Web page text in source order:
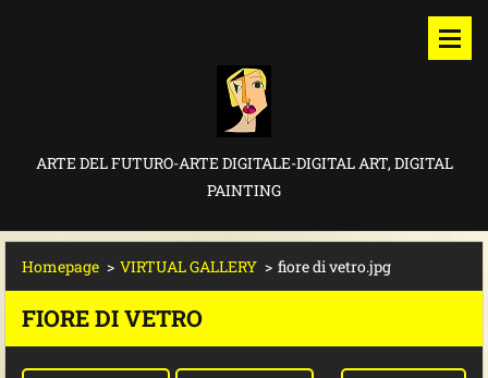
ARTE DEL FUTURO-ARTE DIGITALE-DIGITAL ART, DIGITAL
PAINTING
Homepage > VIRTUAL GALLERY > fiore di vetro.jpg
FIORE DI VETRO